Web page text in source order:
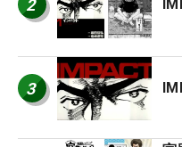
2
3